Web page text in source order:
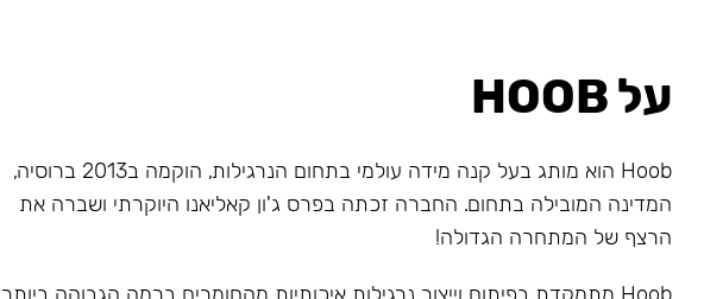
על HOOB
Hoob הוא מותג בעל קנה מידה עולמי בתחום הנרגילות, הוקמה ב2013 ברוסיה,
המדינה המובילה בתחום. החברה זכתה בפרס ג'ון קאליאנו היוקרתי ושברה את
הרצף של המתחרה הגדולה!